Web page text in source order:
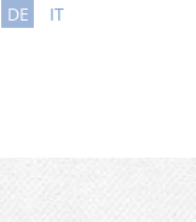
DE IT